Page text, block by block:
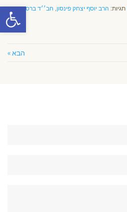
פתח תגיות: הרב יוסף יצחק פינסון, חב׳׳ד ברסיפי
הבא »